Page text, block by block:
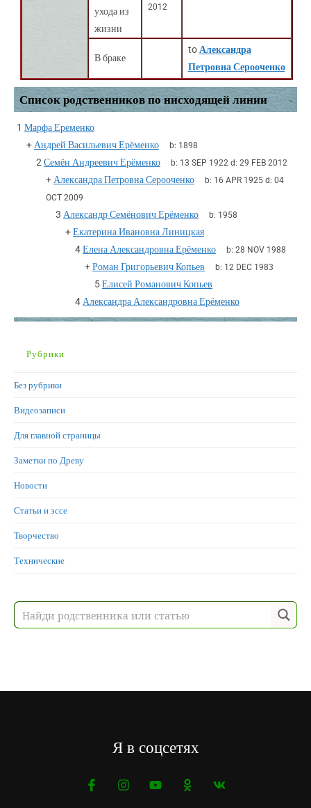
ухода из
жизни
2012
В браке
to Александра
Петровна Серооченко
Список родственников по нисходящей линии
1 Марфа Еременко
+ Андрей Васильевич Ерёменко b: 1898
2 Семён Андреевич Ерёменко b: 13 SEP 1922d: 29 FEB 2012
+ Александра Петровна Серооченко b: 16 APR 1925d: 04
OCT 2009
3 Александр Семёнович Ерёменко b: 1958
+Екатерина Ивановна Линицкая
4Елена Александровна Ерёменко b: 28 NOV 1988
+Роман Григорьевич Копьев b: 12 DEC 1983
5Елисей Романович Копьев
4 Александра Александровна Ерёменко
Рубрики
Без рубрики
Видеозаписи
Для главной страницы
Заметки по Древу
Новости
Статьи и эссе
Творчество
Технические
Я в соцсетях